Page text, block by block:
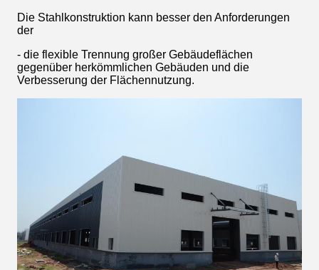
Die Stahlkonstruktion kann besser den Anforderungen
der
- die flexible Trennung großer Gebäudeflächen
gegenüber herkömmlichen Gebäuden und die
Verbesserung der Flächennutzung.